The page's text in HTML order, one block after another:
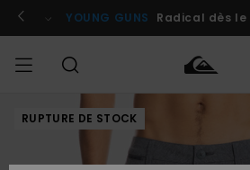
l'information
le
Se connecter / s'inscrire
YOUNG GUNS Radical dès
HOMME Vêtements
Vêtements
Shop
Surf
Shop
Snow
Shop
Outlet
Homme
Accéder à
ma
commande
RUPTURE DE STOCK